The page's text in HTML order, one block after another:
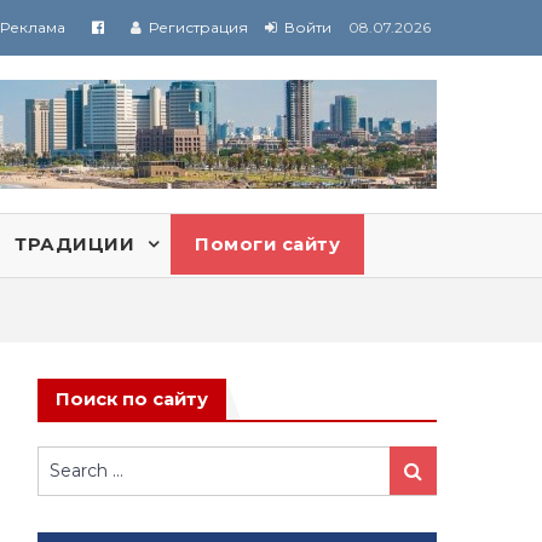
Реклама Регистрация Войти 08.07.2026
ТРАДИЦИИ Помоги сайту
Поиск по сайту
Search
for:
Search